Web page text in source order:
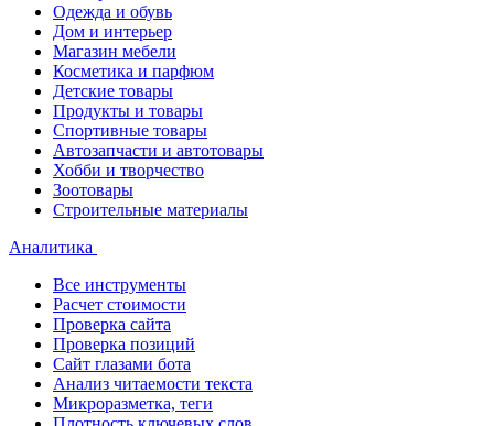
Одежда и обувь
Дом и интерьер
Магазин мебели
Косметика и парфюм
Детские товары
Продукты и товары
Спортивные товары
Автозапчасти и автотовары
Хобби и творчество
Зоотовары
Строительные материалы
Аналитика
Все инструменты
Расчет стоимости
Проверка сайта
Проверка позиций
Сайт глазами бота
Анализ читаемости текста
Микроразметка, теги